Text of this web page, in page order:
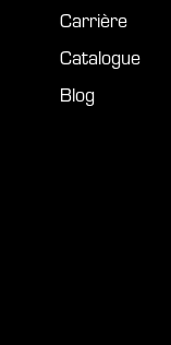
Carrière
Catalogue
Blog